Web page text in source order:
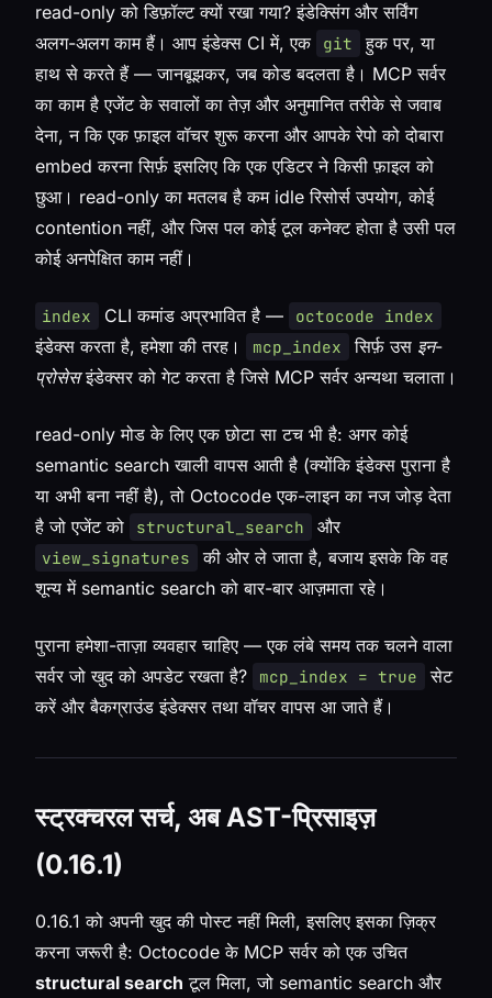
read-only को डिफ़ॉल्ट क्यों रखा गया? इंडेक्सिंग और सर्विंग
अलग-अलग काम हैं। आप इंडेक्स CI में, एक git
हुक पर, या
हाथ से करते हैं — जानबूझकर, जब कोड बदलता है। MCP सर्वर
का काम है एजेंट के सवालों का तेज़ और अनुमानित तरीके से जवाब
देना, न कि एक फ़ाइल वॉचर शुरू करना और आपके रेपो को दोबारा
embed करना सिर्फ़ इसलिए कि एक एडिटर ने किसी फ़ाइल को
छुआ। read-only का मतलब है कम idle रिसोर्स उपयोग, कोई
contention नहीं, और जिस पल कोई टूल कनेक्ट होता है उसी पल
कोई अनपेक्षित काम नहीं।
index CLI कमांड अप्रभावित है — octocode index
इंडेक्स करता है, हमेशा की तरह। mcp_index सिर्फ़ उस इन-
प्रोसेसइंडेक्सर को गेट करता है जिसे MCP सर्वर अन्यथा चलाता।
read-only मोड के लिए एक छोटा सा टच भी है: अगर कोई
semantic search खाली वापस आती है (क्योंकि इंडेक्स पुराना है
या अभी बना नहीं है), तो Octocode एक-लाइन का नज जोड़ देता
है जो एजेंट को
structural_search और
view_signatures
की ओर ले जाता है, बजाय इसके कि वह
शून्य में semantic search को बार-बार आज़माता रहे।
पुराना हमेशा-ताज़ा व्यवहार चाहिए — एक लंबे समय तक चलने वाला
सर्वर जो खुद को अपडेट रखता है?
mcp_index = true
सेट
करें और बैकग्राउंड इंडेक्सर तथा वॉचर वापस आ जाते हैं।
स्ट्रक्चरल सर्च, अब AST-प्रिसाइज़
(0.16.1)
0.16.1 को अपनी खुद की पोस्ट नहीं मिली, इसलिए इसका ज़िक्र
करना जरूरी है: Octocode के MCP सर्वर को एक उचित
structural search टूल मिला, जो semantic search और